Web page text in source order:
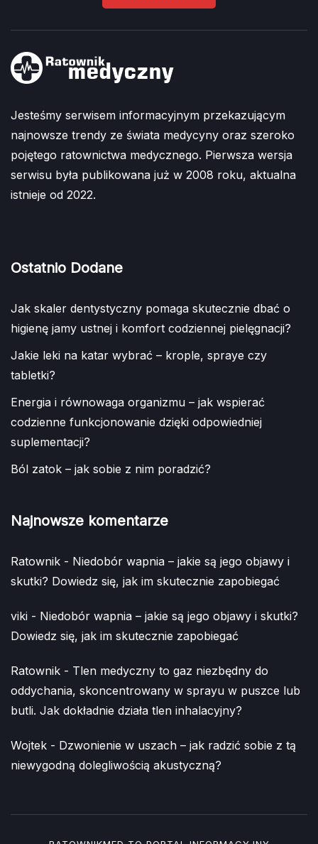
Jesteśmy serwisem informacyjnym przekazującym
najnowsze trendy ze świata medycyny oraz szeroko
pojętego ratownictwa medycznego. Pierwsza wersja
serwisu była publikowana już w 2008 roku, aktualna
istnieje od 2022.
Ostatnio Dodane
Jak skaler dentystyczny pomaga skutecznie dbać o
higienę jamy ustnej i komfort codziennej pielęgnacji?
Jakie leki na katar wybrać – krople, spraye czy
tabletki?
Energia i równowaga organizmu – jak wspierać
codzienne funkcjonowanie dzięki odpowiedniej
suplementacji?
Ból zatok – jak sobie z nim poradzić?
Najnowsze komentarze
Ratownik - Niedobór wapnia – jakie są jego objawy i
skutki? Dowiedz się, jak im skutecznie zapobiegać
viki - Niedobór wapnia – jakie są jego objawy i skutki?
Dowiedz się, jak im skutecznie zapobiegać
Ratownik - Tlen medyczny to gaz niezbędny do
oddychania, skoncentrowany w sprayu w puszce lub
butli. Jak dokładnie działa tlen inhalacyjny?
Wojtek - Dzwonienie w uszach – jak radzić sobie z tą
niewygodną dolegliwością akustyczną?